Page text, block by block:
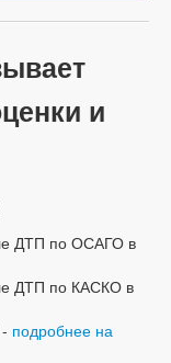
и
ДТП по ОСАГО в
ДТП по КАСКО в
подробнее на